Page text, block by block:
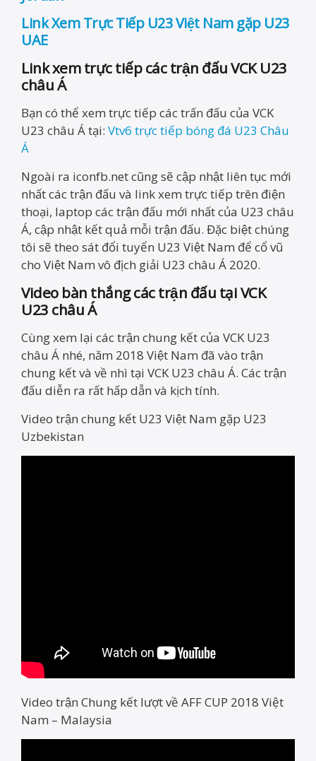
Link Xem Trực Tiếp U23 Việt Nam gặp U23
UAE
Link xem trực tiếp các trận đấu VCK U23
châu Á
Bạn có thể xem trực tiếp các trấn đấu của VCK
U23 châu Á tại: Vtv6 trực tiếp bóng đá U23 Châu
Á
Ngoài ra iconfb.net cũng sẽ cập nhật liên tục mới
nhất các trận đấu và link xem trực tiếp trên điện
thoại, laptop các trận đấu mới nhất của U23 châu
Á, cập nhật kết quả mỗi trận đấu. Đặc biệt chúng
tôi sẽ theo sát đổi tuyển U23 Việt Nam để cổ vũ
cho Việt Nam vô địch giải U23 châu Á 2020.
Video bàn thắng các trận đấu tại VCK
U23 châu Á
Cùng xem lại các trận chung kết của VCK U23
châu Á nhé, năm 2018 Việt Nam đã vào trận
chung kết và về nhì tại VCK U23 châu Á. Các trận
đấu diễn ra rất hấp dẫn và kịch tính.
Video trận chung kết U23 Việt Nam gặp U23
Uzbekistan
Video trận Chung kết lượt về AFF CUP 2018 Việt
Nam – Malaysia